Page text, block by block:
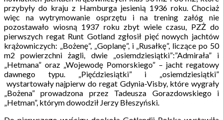
przybyły do kraju z Hamburga jesienią 1936 roku. Chociaż
więc na wytrymowanie osprzętu i na trening załóg nie
pozostawało wiosną 1937 roku zbyt wiele czasu, PZŻ do
pierwszych regat Runt Gotland zgłosił pięć nowych jachtów
krążowniczych: „Bożenę”, „Goplanę”, i „Rusałkę”, liczące po 50
m2 powierzchni żagli, dwie „osiemdziesiątki”:”Admirała” i
„Hetmana” oraz „Wojewodę Pomorskiego” – jacht regatowy
dawnego typu. „Pięćdziesiątki” i „osiemdziesiątki”
wystartowały najpierw do regat Gdynia-Visby, które wygrały
„Bożena” prowadzona przez Tadeusza Gorazdowskiego i
„Hetman”, którym dowodził Jerzy Błeszyński.